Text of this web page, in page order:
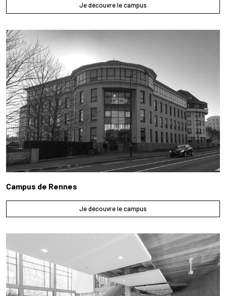
Je découvre le campus
Campus de Rennes
Je découvre le campus